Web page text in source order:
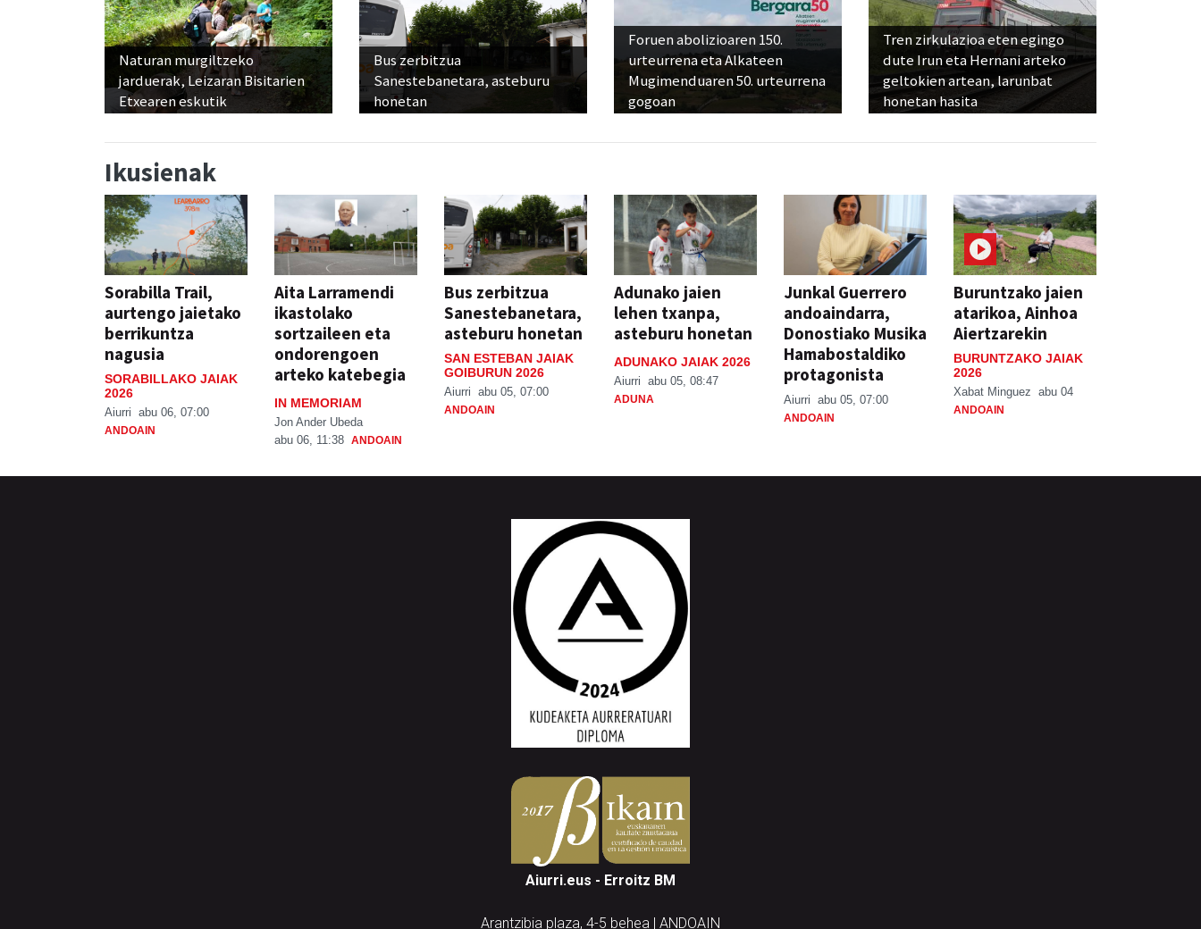
Naturan murgiltzeko
jarduerak, Leizaran Bisitarien
Etxearen eskutik
Bus zerbitzua
Sanestebanetara, asteburu
honetan
Foruen abolizioaren 150.
urteurrena eta Alkateen
Mugimenduaren 50. urteurrena
gogoan
Tren zirkulazioa eten egingo
dute Irun eta Hernani arteko
geltokien artean, larunbat
honetan hasita
Ikusienak
Sorabilla Trail,
aurtengo jaietako
berrikuntza
nagusia
SORABILLAKO JAIAK
2026
Aiurri abu 06, 07:00
ANDOAIN
Aita Larramendi
ikastolako
sortzaileen eta
ondorengoen
arteko katebegia
IN MEMORIAM
Jon Ander Ubeda
abu 06, 11:38 ANDOAIN
Bus zerbitzua
Sanestebanetara,
asteburu honetan
SAN ESTEBAN JAIAK
GOIBURUN 2026
Aiurri abu 05, 07:00
ANDOAIN
Adunako jaien
lehen txanpa,
asteburu honetan
ADUNAKO JAIAK 2026
Aiurri abu 05, 08:47
ADUNA
Junkal Guerrero
andoaindarra,
Donostiako Musika
Hamabostaldiko
protagonista
Aiurri abu 05, 07:00
ANDOAIN
Buruntzako jaien
atarikoa, Ainhoa
Aiertzarekin
BURUNTZAKO JAIAK
2026
Xabat Minguez abu 04
ANDOAIN
Aiurri.eus - Erroitz BM
Arantzibia plaza, 4-5 behea | ANDOAIN